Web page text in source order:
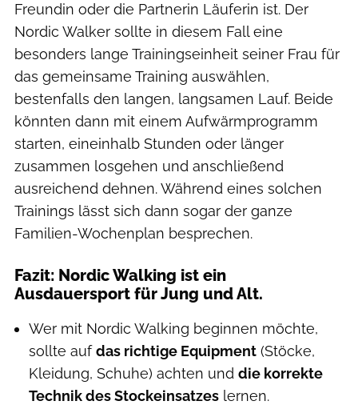
Freundin oder die Partnerin Läuferin ist. Der
Nordic Walker sollte in diesem Fall eine
besonders lange Trainingseinheit seiner Frau für
das gemeinsame Training auswählen,
bestenfalls den langen, langsamen Lauf. Beide
könnten dann mit einem Aufwärmprogramm
starten, eineinhalb Stunden oder länger
zusammen losgehen und anschließend
ausreichend dehnen. Während eines solchen
Trainings lässt sich dann sogar der ganze
Familien-Wochenplan besprechen.
Fazit: Nordic Walking ist ein
Ausdauersport für Jung und Alt.
Wer mit Nordic Walking beginnen möchte,
sollte aufdas richtige Equipment (Stöcke,
Kleidung, Schuhe) achten und die korrekte
Technik des Stockeinsatzes lernen.